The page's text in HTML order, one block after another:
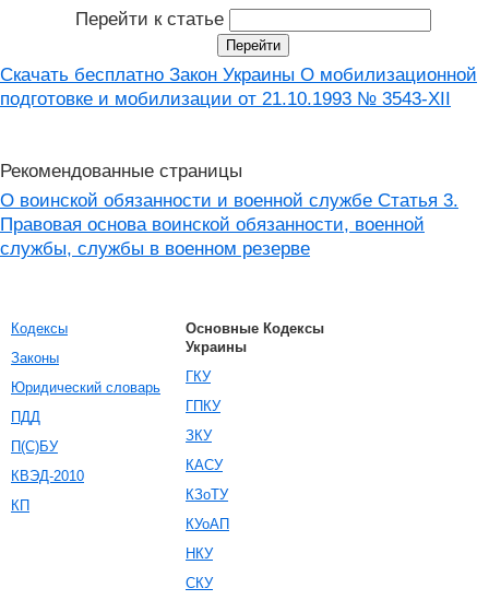
Перейти к статье
Скачать бесплатно Закон Украины О мобилизационной
подготовке и мобилизации от 21.10.1993 № 3543-XII
Рекомендованные страницы
О воинской обязанности и военной службе Статья 3.
Правовая основа воинской обязанности, военной
службы, службы в военном резерве
Кодексы
Законы
Юридический словарь
ПДД
П(С)БУ
КВЭД-2010
КП
Основные Кодексы
Украины
ГКУ
ГПКУ
ЗКУ
КАСУ
КЗоТУ
КУоАП
НКУ
СКУ